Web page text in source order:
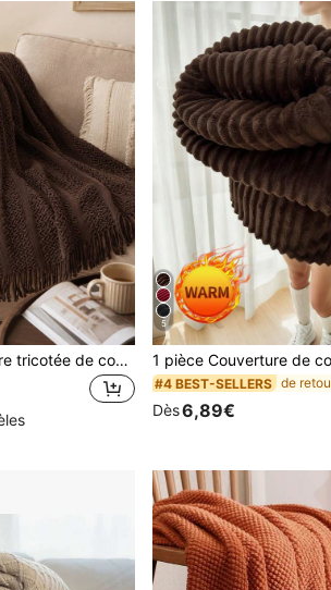
1 pièce Couverture tricotée de couleur unie, couverture douce de style nordique avec design à franges, couverture de sieste de bureau, couvre-lit, jeté de canapé, convient pour un usage quotidien
5
#4 BEST-SELLERS
Dès6,89€